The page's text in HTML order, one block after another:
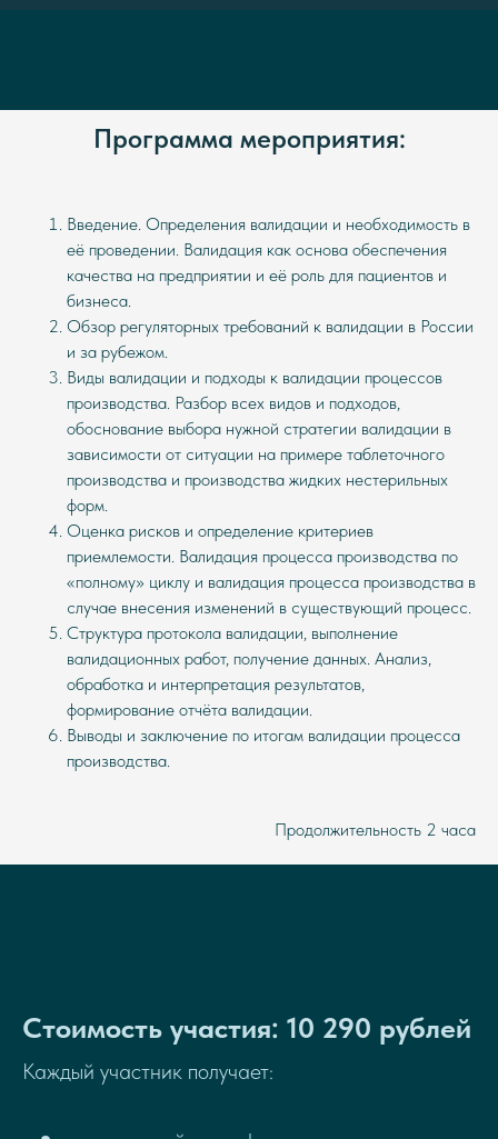
Программа мероприятия:
Введение. Определения валидации и необходимость в
её проведении. Валидация как основа обеспечения
качества на предприятии и её роль для пациентов и
бизнеса.
Обзор регуляторных требований к валидации в России
и за рубежом.
Виды валидации и подходы к валидации процессов
производства. Разбор всех видов и подходов,
обоснование выбора нужной стратегии валидации в
зависимости от ситуации на примере таблеточного
производства и производства жидких нестерильных
форм.
Оценка рисков и определение критериев
приемлемости. Валидация процесса производства по
«полному» циклу и валидация процесса производства в
случае внесения изменений в существующий процесс.
Структура протокола валидации, выполнение
валидационных работ, получение данных. Анализ,
обработка и интерпретация результатов,
формирование отчёта валидации.
Выводы и заключение по итогам валидации процесса
производства.
Продолжительность 2 часа
Стоимость участия: 10 290 рублей
Каждый участник получает: